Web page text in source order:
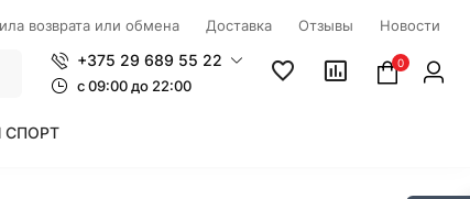
возврата или обмена Доставка Отзывы Новости
+375 29 689 55 22
c 09:00 до 22:00
0
СПОРТ